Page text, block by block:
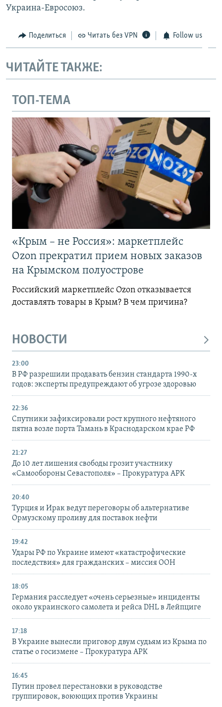
Украина-Евросоюз.
Поделиться Читать без VPN Follow us
ЧИТАЙТЕ ТАКЖЕ:
ТОП-ТЕМА
«Крым – не Россия»: маркетплейс
Ozon прекратил прием новых заказов
на Крымском полуострове
Российский маркетплейс Ozon отказывается
доставлять товары в Крым? В чем причина?
НОВОСТИ
23:00
В РФ разрешили продавать бензин стандарта 1990-х
годов: эксперты предупреждают об угрозе здоровью
22:36
Спутники зафиксировали рост крупного нефтяного
пятна возле порта Тамань в Краснодарском крае РФ
21:27
До 10 лет лишения свободы грозит участнику
«Самообороны Севастополя» – Прокуратура АРК
20:40
Турция и Ирак ведут переговоры об альтернативе
Ормузскому проливу для поставок нефти
19:42
Удары РФ по Украине имеют «катастрофические
последствия» для гражданских – миссия ООН
18:05
Германия расследует «очень серьезные» инциденты
около украинского самолета и рейса DHL в Лейпциге
17:18
В Украине вынесли приговор двум судьям из Крыма по
статье о госизмене – Прокуратура АРК
16:45
Путин провел перестановки в руководстве
группировок, воюющих против Украины